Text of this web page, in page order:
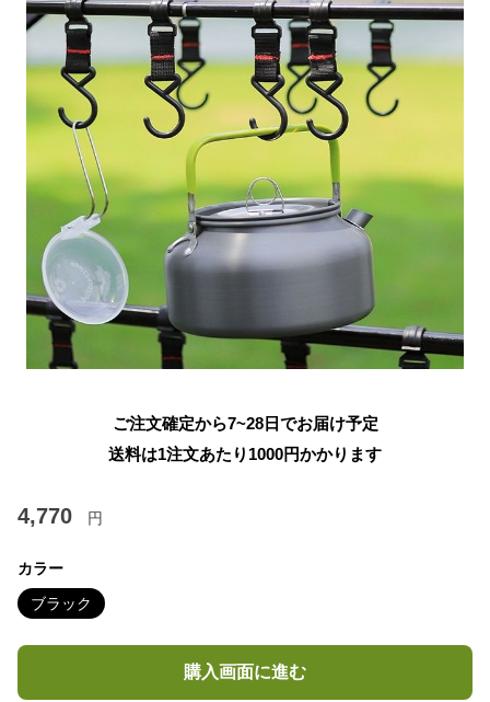
ご注文確定から7~28日でお届け予定
送料は1注文あたり 1000円かかります
4,770 円
カラー
ブラック
購入画面に進む